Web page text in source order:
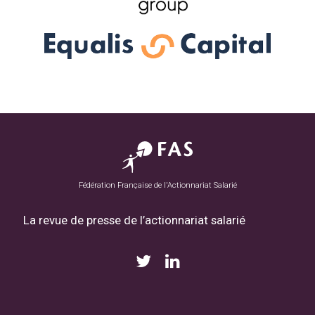
Fédération Française de l'Actionnariat Salarié
La revue de presse de l’actionnariat salarié